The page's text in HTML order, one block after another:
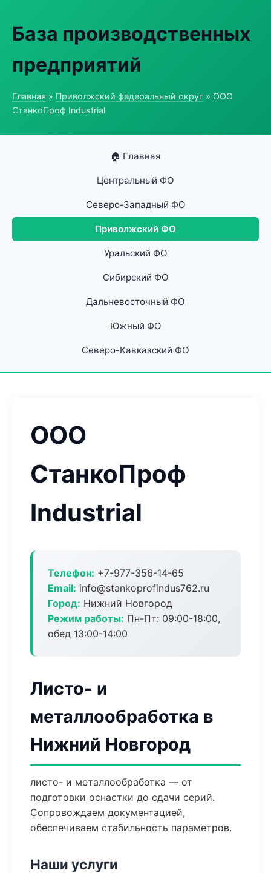
База производственных
предприятий
Главная » Приволжский федеральный округ » ООО
СтанкоПроф Industrial
🏠 Главная
Центральный ФО
Северо-Западный ФО
Приволжский ФО
Уральский ФО
Сибирский ФО
Дальневосточный ФО
Южный ФО
Северо-Кавказский ФО
ООО
СтанкоПроф
Industrial
Телефон: +7-977-356-14-65
Email: info@stankoprofindus762.ru
Город: Нижний Новгород
Режим работы: Пн-Пт: 09:00-18:00,
обед 13:00-14:00
Листо- и
металлообработка в
Нижний Новгород
листо- и металлообработка — от
подготовки оснастки до сдачи серий.
Сопровождаем документацией,
обеспечиваем стабильность параметров.
Наши услуги